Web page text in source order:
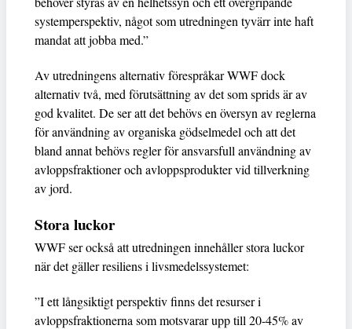
systemperspektiv, något som utredningen tyvärr inte haft
mandat att jobba med.”
Av utredningens alternativ förespråkar WWF dock
alternativ två, med förutsättning av det som sprids är av
god kvalitet. De ser att det behövs en översyn av reglerna
för användning av organiska gödselmedel och att det
bland annat behövs regler för ansvarsfull användning av
avloppsfraktioner och avloppsprodukter vid tillverkning
av jord.
Stora luckor
WWF ser också att utredningen innehåller stora luckor
när det gäller resiliens i livsmedelssystemet:
”I ett långsiktigt perspektiv finns det resurser i
avloppsfraktionerna som motsvarar upp till 20-45% av